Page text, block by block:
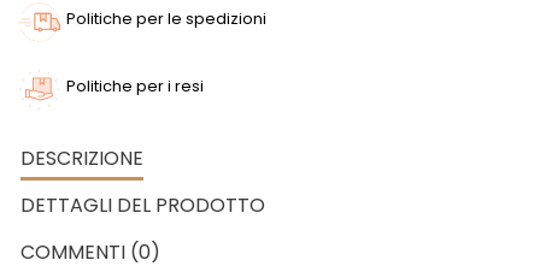
Politiche per le spedizioni
Politiche per i resi
DESCRIZIONE
DETTAGLI DEL PRODOTTO
COMMENTI (0)